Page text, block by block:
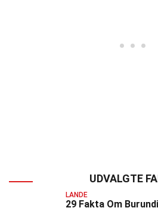
UDVALGTE
LANDE
29 Fakta Om Burundi